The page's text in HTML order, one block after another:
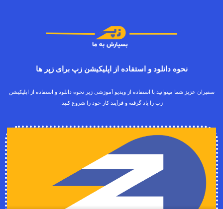
نحوه دانلود و استفاده از اپلیکیشن زپ برای زپر ها
سفیران عزیز شما میتوانید با استفاده از ویدیو آموزشی زیر نحوه دانلود و استفاده از اپلیکیشن
زپ را یاد گرفته و فرآیند کار خود را شروع کنید.